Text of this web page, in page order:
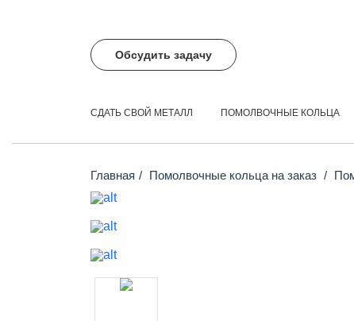
Обсудить задачу
СДАТЬ СВОЙ МЕТАЛЛ ПОМОЛВОЧНЫЕ КОЛЬЦА
Главная Помолвочные кольца на заказ